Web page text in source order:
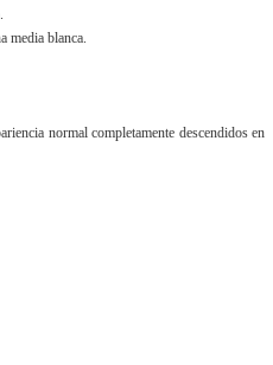
media blanca.
normal completamente descendidos en